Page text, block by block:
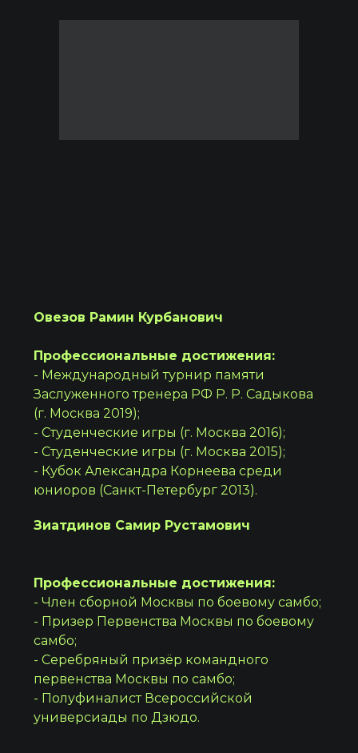
Овезов Рамин Курбанович
Профессиональные достижения:
- Международный турнир памяти
Заслуженного тренера РФ Р. Р. Садыкова
(г. Москва 2019);
- Студенческие игры (г. Москва 2016);
- Студенческие игры (г. Москва 2015);
- Кубок Александра Корнеева среди
юниоров (Санкт-Петербург 2013).
Зиатдинов Самир Рустамович
Профессиональные достижения:
- Член сборной Москвы по боевому самбо;
- Призер Первенства Москвы по боевому
самбо;
- Серебряный призёр командного
первенства Москвы по самбо;
- Полуфиналист Всероссийской
универсиады по Дзюдо.